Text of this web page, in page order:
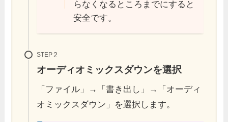
らなくなるところまでにすると
安全です。
STEP
オーディオミックスダウンを選択
「ファイル」→「書き出し」→「オーディ
オミックスダウン」を選択します。